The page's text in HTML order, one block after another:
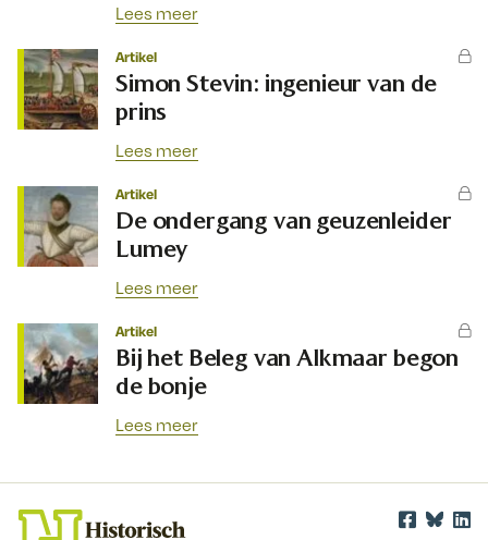
Lees meer
Artikel
Simon Stevin: ingenieur van de
prins
Lees meer
Artikel
De ondergang van geuzenleider
Lumey
Lees meer
Artikel
Bij het Beleg van Alkmaar begon
de bonje
Lees meer